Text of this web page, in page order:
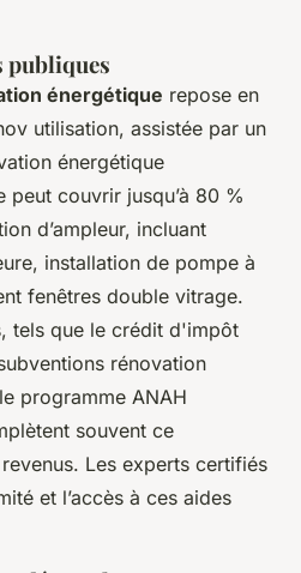
publiques
énergétique repose en
utilisation, assistée par un
énergétique
peut couvrir jusqu’à 80 %
d’ampleur, incluant
installation de pompe à
fenêtres double vitrage.
tels que le crédit d'impôt
rénovation
programme ANAH
souvent ce
Les experts certifiés
et l’accès à ces aides